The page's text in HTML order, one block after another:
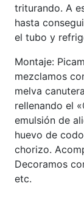
triturando. A
hasta
el tubo y
Montaje:
mezclamos
melva
rellenando el
emulsión de
huevo de
chorizo.
Decoramos
etc.